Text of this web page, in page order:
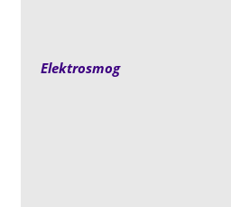
Elektrosmog